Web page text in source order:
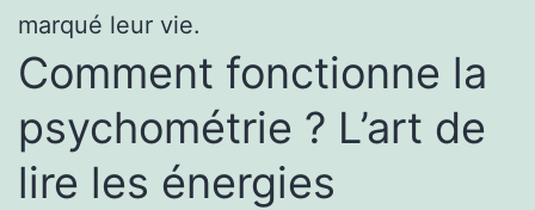
marqué leur vie.
Comment fonctionne la
psychométrie ? L’art de
lire les énergies